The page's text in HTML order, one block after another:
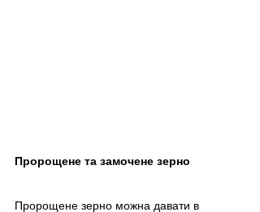
Пророщене та замочене зерно
Пророщене зерно можна давати в